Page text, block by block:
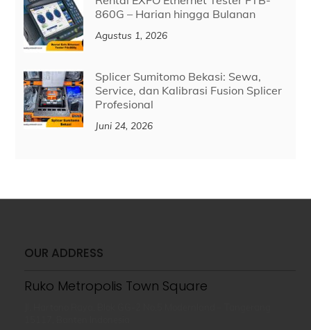
860G – Harian hingga Bulanan
Agustus 1, 2026
Splicer Sumitomo Bekasi: Sewa,
Service, dan Kalibrasi Fusion Splicer
Profesional
Juni 24, 2026
OUR ADDRESS
Ruko Metropolis Town Square